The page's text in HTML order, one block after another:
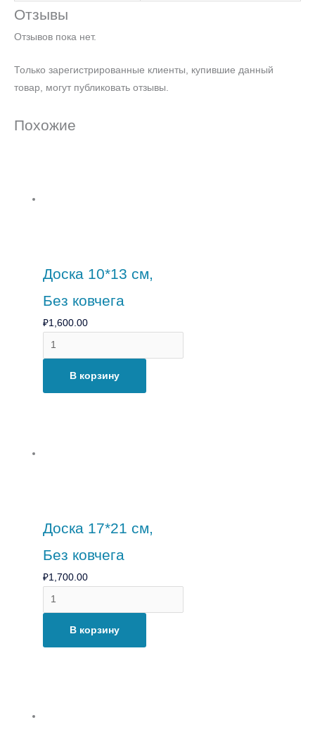
Отзывы
Отзывов пока нет.
Только зарегистрированные клиенты, купившие данный
товар, могут публиковать отзывы.
Похожие
Доска 10*13 см,
Без ковчега
₽1,600.00
В корзину
Доска 17*21 см,
Без ковчега
₽1,700.00
В корзину